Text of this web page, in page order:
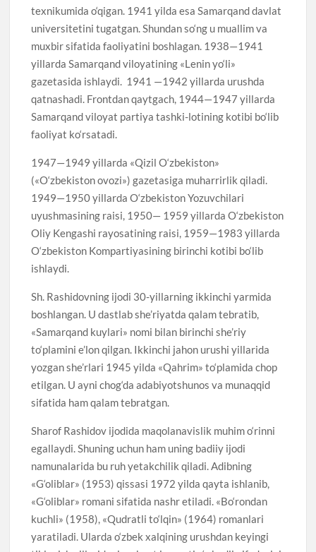
texnikumida o‘qigan. 1941 yilda esa Samarqand davlat
universitetini tugatgan. Shundan so‘ng u muallim va
muxbir sifatida faoliyatini boshlagan. 1938—1941
yillarda Samarqand viloyatining «Lenin yo‘li»
gazetasida ishlaydi. 1941 —1942 yillarda urushda
qatnashadi. Frontdan qaytgach, 1944—1947 yillarda
Samarqand viloyat partiya tashki-lotining kotibi bo‘lib
faoliyat ko‘rsatadi.
1947—1949 yillarda «Qizil O‘zbekiston»
(«O‘zbekiston ovozi») gazetasiga muharrirlik qiladi.
1949—1950 yillarda O‘zbekiston Yozuvchilari
uyushmasining raisi, 1950— 1959 yillarda O‘zbekiston
Oliy Kengashi rayosatining raisi, 1959—1983 yillarda
O‘zbekiston Kompartiyasining birinchi kotibi bo‘lib
ishlaydi.
Sh. Rashidovning ijodi 30-yillarning ikkinchi yarmida
boshlangan. U dastlab she’riyatda qalam tebratib,
«Samarqand kuylari» nomi bilan birinchi she’riy
to‘plamini e’lon qilgan. Ikkinchi jahon urushi yillarida
yozgan she’rlari 1945 yilda «Qahrim» to‘plamida chop
etilgan. U ayni chog‘da adabiyotshunos va munaqqid
sifatida ham qalam tebratgan.
Sharof Rashidov ijodida maqolanavislik muhim o‘rinni
egallaydi. Shuning uchun ham uning badiiy ijodi
namunalarida bu ruh yetakchilik qiladi. Adibning
«G‘oliblar» (1953) qissasi 1972 yilda qayta ishlanib,
«G‘oliblar» romani sifatida nashr etiladi. «Bo‘rondan
kuchli» (1958), «Qudratli to‘lqin» (1964) romanlari
yaratiladi. Ularda o‘zbek xalqining urushdan keyingi